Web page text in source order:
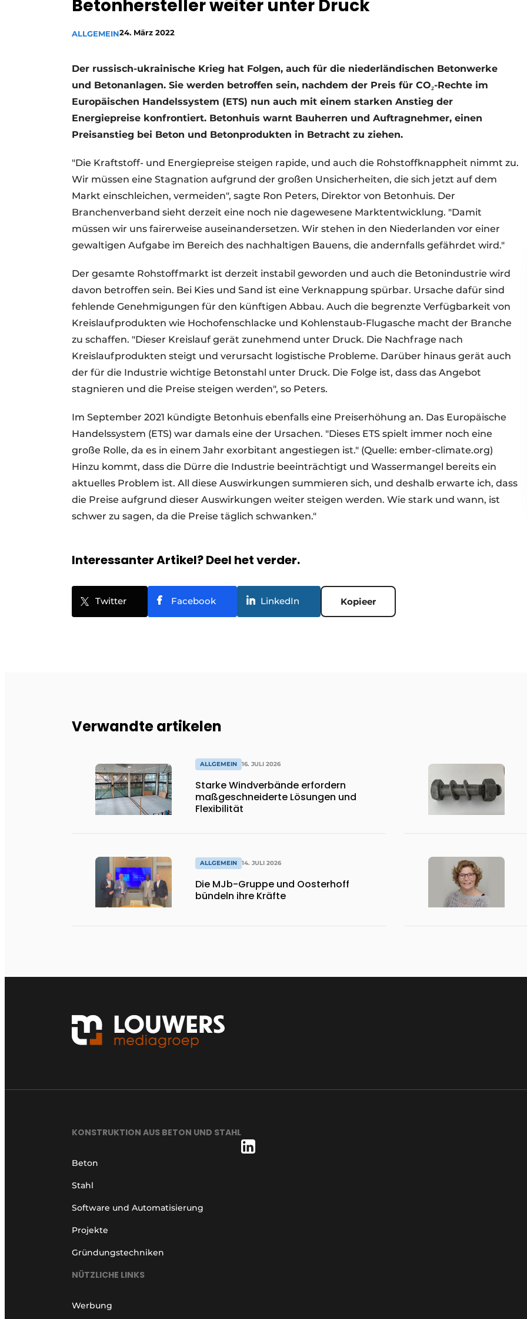
Ein Stellenangebot registrieren
Videos
Betonhersteller weiter unter Druck
ALLGEMEIN24. März 2022
Der russisch-ukrainische Krieg hat Folgen, auch für die niederländischen Betonwerke
und Betonanlagen. Sie werden betroffen sein, nachdem der Preis für CO₂-Rechte im
Europäischen Handelssystem (ETS) nun auch mit einem starken Anstieg der
Energiepreise konfrontiert. Betonhuis warnt Bauherren und Auftragnehmer, einen
Preisanstieg bei Beton und Betonprodukten in Betracht zu ziehen.
"Die Kraftstoff- und Energiepreise steigen rapide, und auch die Rohstoffknappheit nimmt zu.
Wir müssen eine Stagnation aufgrund der großen Unsicherheiten, die sich jetzt auf dem
Markt einschleichen, vermeiden", sagte Ron Peters, Direktor von Betonhuis. Der
Branchenverband sieht derzeit eine noch nie dagewesene Marktentwicklung. "Damit
müssen wir uns fairerweise auseinandersetzen. Wir stehen in den Niederlanden vor einer
gewaltigen Aufgabe im Bereich des nachhaltigen Bauens, die andernfalls gefährdet wird."
Der gesamte Rohstoffmarkt ist derzeit instabil geworden und auch die Betonindustrie wird
davon betroffen sein. Bei Kies und Sand ist eine Verknappung spürbar. Ursache dafür sind
fehlende Genehmigungen für den künftigen Abbau. Auch die begrenzte Verfügbarkeit von
Kreislaufprodukten wie Hochofenschlacke und Kohlenstaub-Flugasche macht der Branche
zu schaffen. "Dieser Kreislauf gerät zunehmend unter Druck. Die Nachfrage nach
Kreislaufprodukten steigt und verursacht logistische Probleme. Darüber hinaus gerät auch
der für die Industrie wichtige Betonstahl unter Druck. Die Folge ist, dass das Angebot
stagnieren und die Preise steigen werden", so Peters.
Im September 2021 kündigte Betonhuis ebenfalls eine Preiserhöhung an. Das Europäische
Handelssystem (ETS) war damals eine der Ursachen. "Dieses ETS spielt immer noch eine
große Rolle, da es in einem Jahr exorbitant angestiegen ist." (Quelle: ember-climate.org)
Hinzu kommt, dass die Dürre die Industrie beeinträchtigt und Wassermangel bereits ein
aktuelles Problem ist. All diese Auswirkungen summieren sich, und deshalb erwarte ich, dass
die Preise aufgrund dieser Auswirkungen weiter steigen werden. Wie stark und wann, ist
schwer zu sagen, da die Preise täglich schwanken."
Interessanter Artikel? Deel het verder.
Twitter Facebook LinkedIn Kopieer
Verwandte artikelen
ALLGEMEIN 16. JULI 2026
Starke Windverbände erfordern
maßgeschneiderte Lösungen und
Flexibilität
ALLGEMEIN 14. JULI 2026
Die MJb-Gruppe und Oosterhoff
bündeln ihre Kräfte
KONSTRUKTION AUS BETON UND STAHL
Beton
Stahl
Software und Automatisierung
Projekte
Gründungstechniken
NÜTZLICHE LINKS
Werbung